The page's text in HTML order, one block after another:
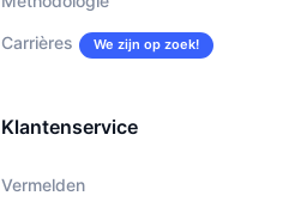
Carrières We zijn op zoek!
Klantenservice
Vermelden